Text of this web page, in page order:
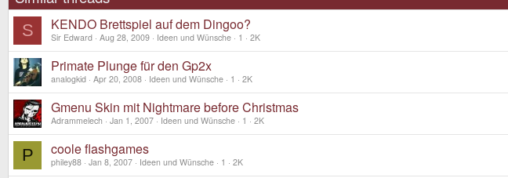
S KENDO Brettspiel auf dem Dingoo?
Sir Edward Aug 28, 2009 Ideen und Wünsche 1 2K
Primate Plunge für den Gp2x
analogkid Apr 20, 2008 Ideen und Wünsche 1 2K
Gmenu Skin mit Nightmare before Christmas
Adrammelech Jan 1, 2007 Ideen und Wünsche 1 2K
P coole flashgames
philey88 Jan 8, 2007 Ideen und Wünsche 1 2K